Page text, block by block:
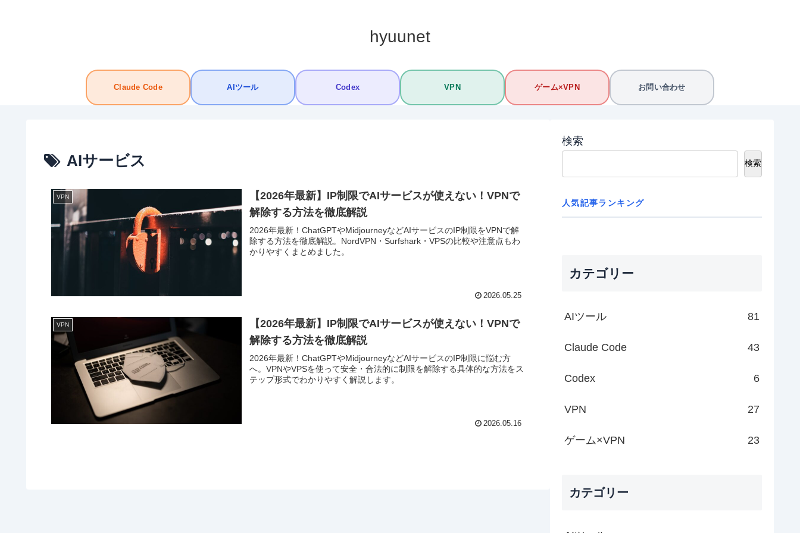
hyuunet
Claude Code AIツール Codex VPN ゲーム×VPN お問い合わせ
AIサービス
VPN
【2026年最新】IP制限でAIサービスが使えない！VPNで
解除する方法を徹底解説
2026年最新！ChatGPTやMidjourneyなどAIサービスのIP制限をVPNで解
除する方法を徹底解説。NordVPN・Surfshark・VPSの比較や注意点もわ
かりやすくまとめました。
2026.05.25
VPN
【2026年最新】IP制限でAIサービスが使えない！VPNで
解除する方法を徹底解説
2026年最新！ChatGPTやMidjourneyなどAIサービスのIP制限に悩む方
へ。VPNやVPSを使って安全・合法的に制限を解除する具体的な方法をス
テップ形式でわかりやすく解説します。
2026.05.16
検索
検索
人気記事ランキング
カテゴリー
AIツール 81
Claude Code 43
Codex 6
VPN 27
ゲーム×VPN 23
カテゴリー